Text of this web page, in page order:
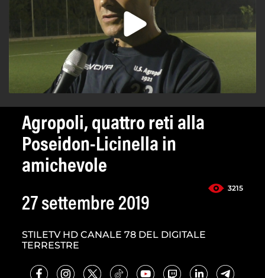
Agropoli, quattro reti alla
Poseidon-Licinella in
amichevole
3215
27 settembre 2019
STILETV HD CANALE 78 DEL DIGITALE
TERRESTRE